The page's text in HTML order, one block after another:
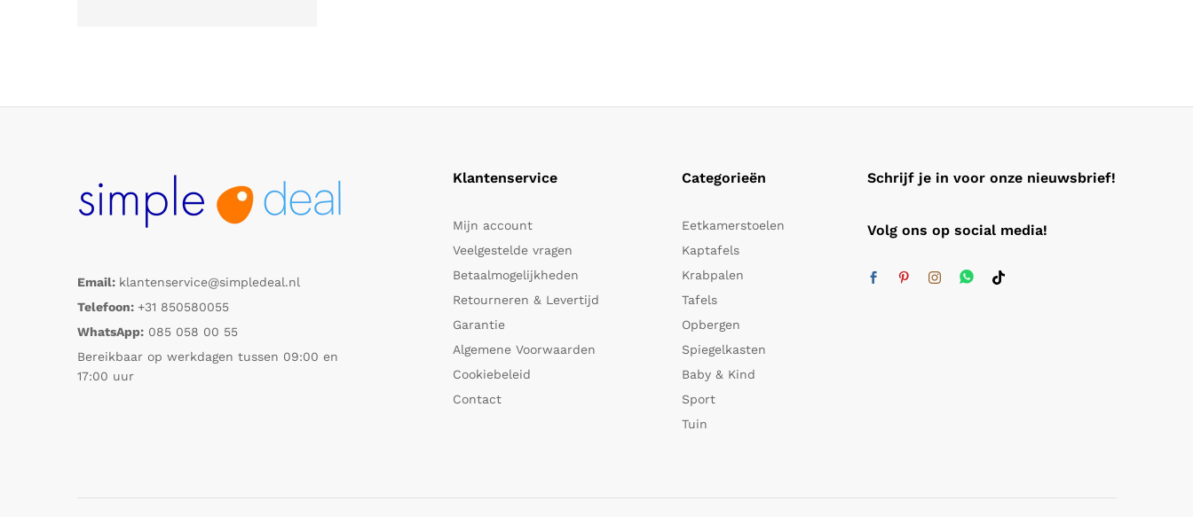
Email: klantenservice@simpledeal.nl
Telefoon: +31 850580055
WhatsApp: 085 058 00 55
Bereikbaar op werkdagen tussen 09:00 en
17:00 uur
Klantenservice
Mijn account
Veelgestelde vragen
Betaalmogelijkheden
Retourneren & Levertijd
Garantie
Algemene Voorwaarden
Cookiebeleid
Contact
Categorieën
Eetkamerstoelen
Kaptafels
Krabpalen
Tafels
Opbergen
Spiegelkasten
Baby & Kind
Sport
Tuin
Schrijf je in voor onze nieuwsbrief!
Volg ons op social media!